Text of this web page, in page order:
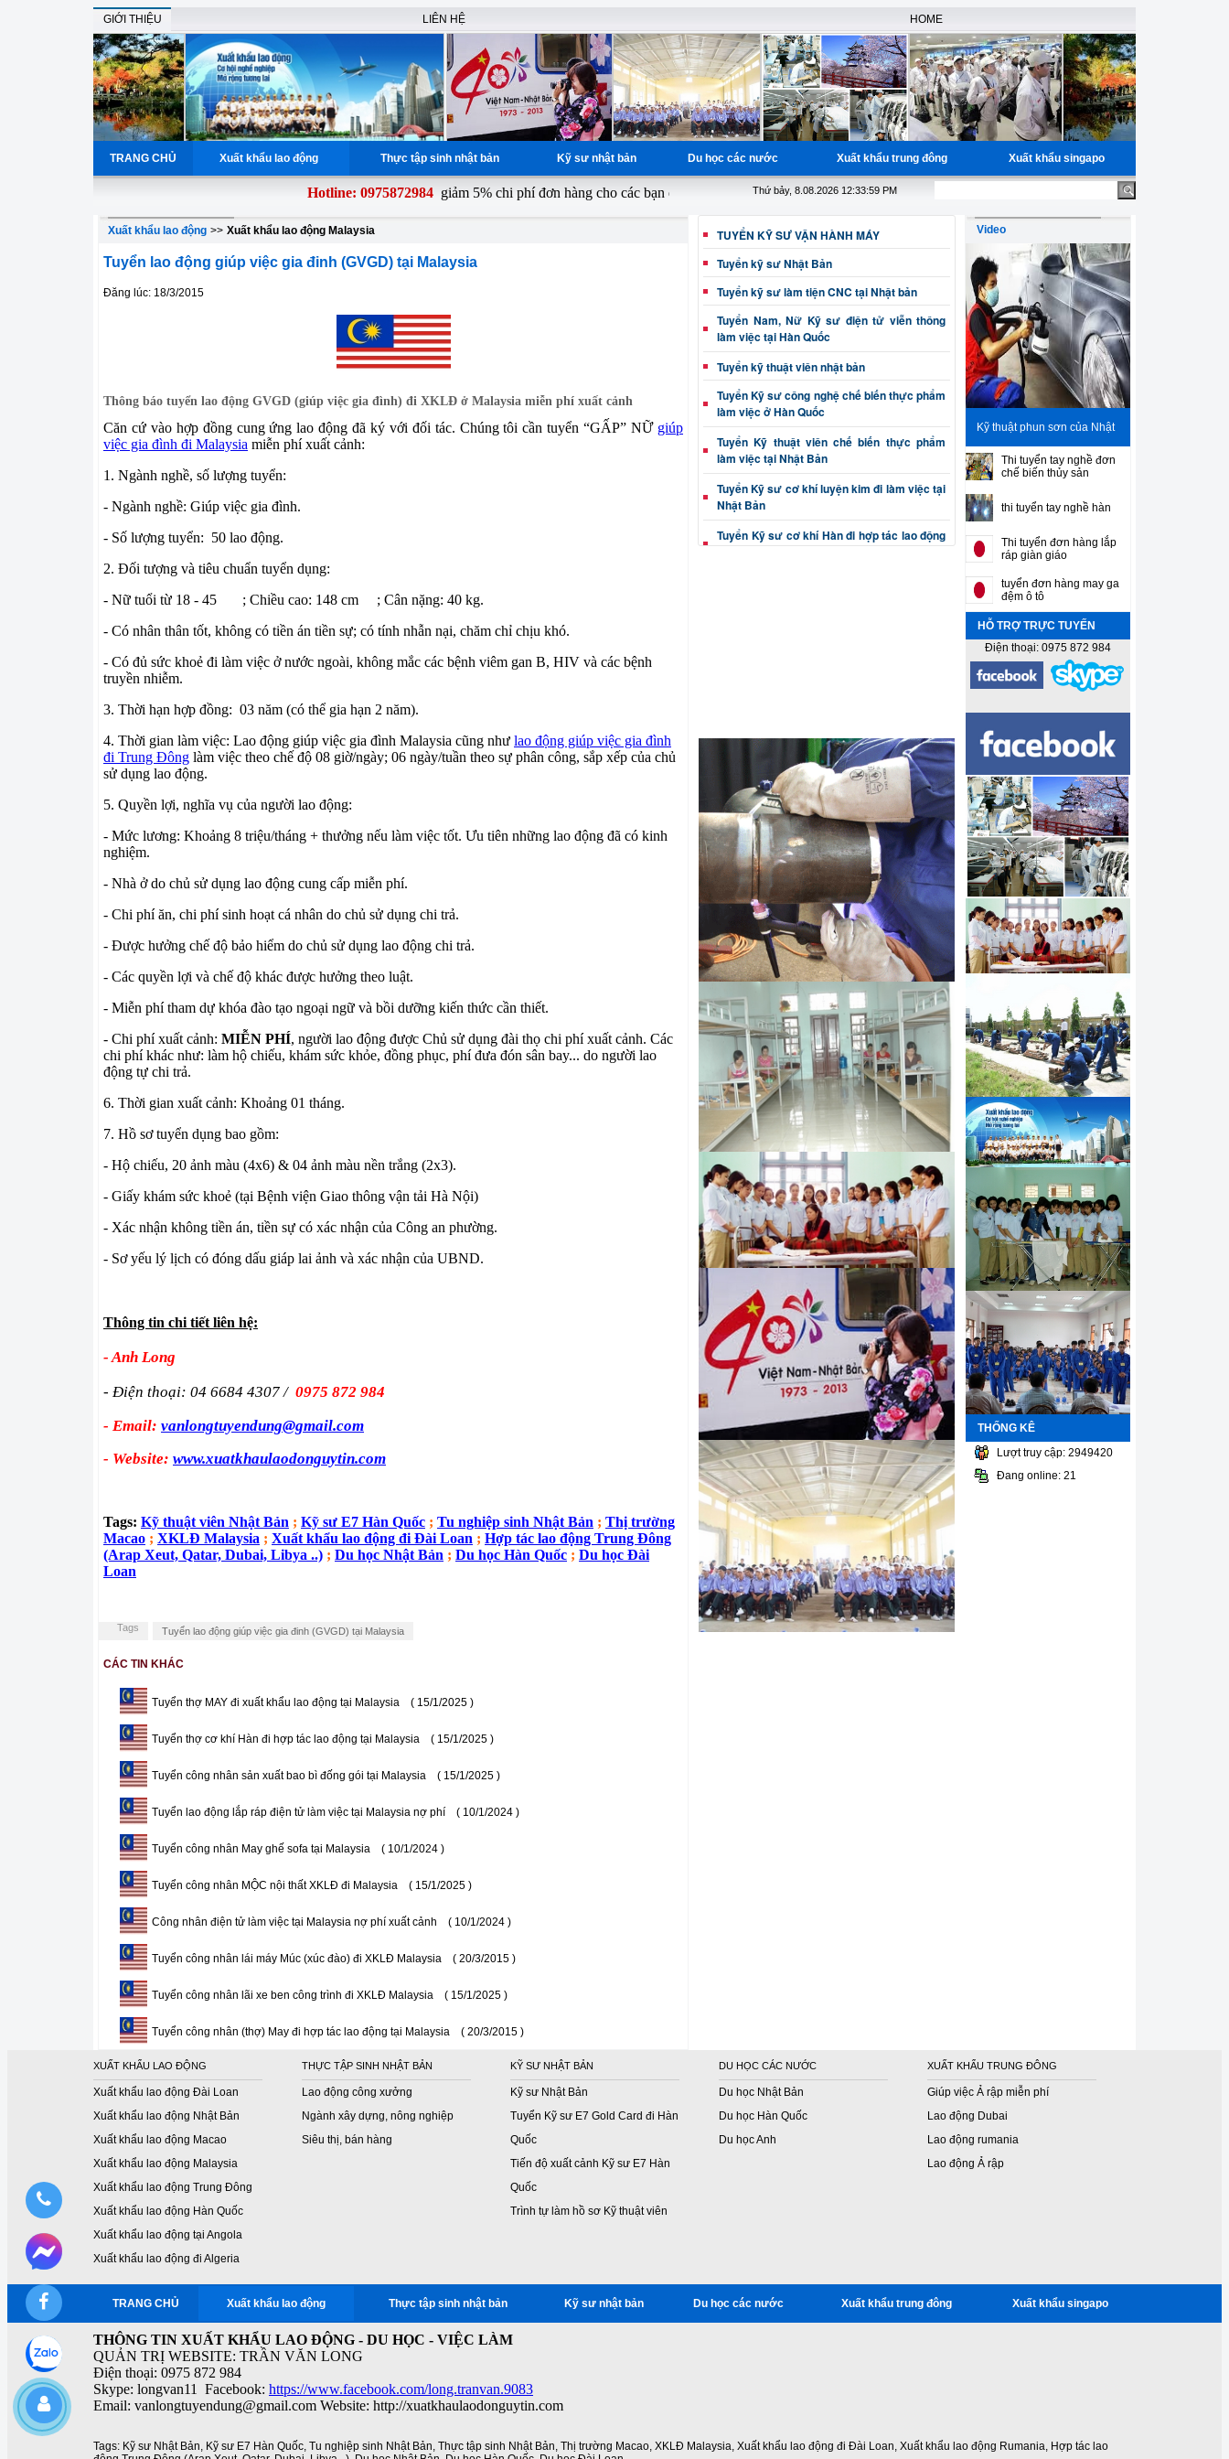
GIỚI THIỆU LIÊN HỆ HOME
TRANG CHỦ Xuất khẩu lao động Thực tập sinh nhật bản Kỹ sư nhật bản Du học các nước Xuất khẩu trung đông Xuất khẩu singapo
Hotline: 0975872984giảm 5% chi phí đơn hàng cho các bạn đăng ký từ ngày 1 - 15 hàng tháng, miễn phí học nguồn cho các bạn đã có đầy đủ giấy tờ, Bao
Thứ bảy, 8.08.2026 12:33:59 PM
Xuất khẩu lao động >> Xuất khẩu lao động Malaysia
Tuyển lao động giúp việc gia đinh (GVGD) tại Malaysia
Đăng lúc: 18/3/2015
Thông báo tuyển lao động GVGD (giúp việc gia đình) đi XKLĐ ở Malaysia miễn phí xuất cảnh
Căn cứ vào hợp đồng cung ứng lao động đã ký với đối tác. Chúng tôi cần tuyển “GẤP” NỮ giúp
việc gia đình đi Malaysia miễn phí xuất cảnh:
1. Ngành nghề, số lượng tuyển:
- Ngành nghề: Giúp việc gia đình.
- Số lượng tuyển: 50 lao động.
2. Đối tượng và tiêu chuẩn tuyển dụng:
- Nữ tuổi từ 18 - 45 ; Chiều cao: 148 cm ; Cân nặng: 40 kg.
- Có nhân thân tốt, không có tiền án tiền sự; có tính nhẫn nại, chăm chỉ chịu khó.
- Có đủ sức khoẻ đi làm việc ở nước ngoài, không mắc các bệnh viêm gan B, HIV và các bệnh
truyền nhiễm.
3. Thời hạn hợp đồng: 03 năm (có thể gia hạn 2 năm).
4. Thời gian làm việc: Lao động giúp việc gia đình Malaysia cũng như lao động giúp việc gia đình
đi Trung Đông làm việc theo chế độ 08 giờ/ngày; 06 ngày/tuần theo sự phân công, sắp xếp của chủ
sử dụng lao động.
5. Quyền lợi, nghĩa vụ của người lao động:
- Mức lương: Khoảng 8 triệu/tháng + thưởng nếu làm việc tốt. Ưu tiên những lao động đã có kinh
nghiệm.
- Nhà ở do chủ sử dụng lao động cung cấp miễn phí.
- Chi phí ăn, chi phí sinh hoạt cá nhân do chủ sử dụng chi trả.
- Được hưởng chế độ bảo hiểm do chủ sử dụng lao động chi trả.
- Các quyền lợi và chế độ khác được hưởng theo luật.
- Miễn phí tham dự khóa đào tạo ngoại ngữ và bồi dưỡng kiến thức cần thiết.
- Chi phí xuất cảnh: MIỄN PHÍ, người lao động được Chủ sử dụng đài thọ chi phí xuất cảnh. Các
chi phí khác như: làm hộ chiếu, khám sức khỏe, đồng phục, phí đưa đón sân bay... do người lao
động tự chi trả.
6. Thời gian xuất cảnh: Khoảng 01 tháng.
7. Hồ sơ tuyển dụng bao gồm:
- Hộ chiếu, 20 ảnh màu (4x6) & 04 ảnh màu nền trắng (2x3).
- Giấy khám sức khoẻ (tại Bệnh viện Giao thông vận tải Hà Nội)
- Xác nhận không tiền án, tiền sự có xác nhận của Công an phường.
- Sơ yếu lý lịch có đóng dấu giáp lai ảnh và xác nhận của UBND.
Thông tin chi tiết liên hệ:
- Anh Long
- Điện thoại: 04 6684 4307 / 0975 872 984
- Email: vanlongtuyendung@gmail.com
- Website: www.xuatkhaulaodonguytin.com
Tags: Kỹ thuật viên Nhật Bản ; Kỹ sư E7 Hàn Quốc ; Tu nghiệp sinh Nhật Bản ; Thị trường
Macao ; XKLĐ Malaysia ; Xuất khẩu lao động đi Đài Loan ; Hợp tác lao động Trung Đông
(Arap Xeut, Qatar, Dubai, Libya ..) ; Du học Nhật Bản ; Du học Hàn Quốc ; Du học Đài
Loan
Tags Tuyển lao động giúp việc gia đinh (GVGD) tại Malaysia
CÁC TIN KHÁC
Tuyển thợ MAY đi xuất khẩu lao động tại Malaysia ( 15/1/2025 )
Tuyển thợ cơ khí Hàn đi hợp tác lao động tại Malaysia ( 15/1/2025 )
Tuyển công nhân sản xuất bao bì đống gói tại Malaysia ( 15/1/2025 )
Tuyển lao động lắp ráp điện tử làm việc tại Malaysia nợ phí ( 10/1/2024 )
Tuyển công nhân May ghế sofa tại Malaysia ( 10/1/2024 )
Tuyển công nhân MỘC nội thất XKLĐ đi Malaysia ( 15/1/2025 )
Công nhân điện tử làm việc tại Malaysia nợ phí xuất cảnh ( 10/1/2024 )
Tuyển công nhân lái máy Múc (xúc đào) đi XKLĐ Malaysia ( 20/3/2015 )
Tuyển công nhân lãi xe ben công trình đi XKLĐ Malaysia ( 15/1/2025 )
Tuyển công nhân (thợ) May đi hợp tác lao động tại Malaysia ( 20/3/2015 )
TUYỂN KỸ SƯ VẬN HÀNH MÁY
Tuyển kỹ sư Nhật Bản
Tuyển kỹ sư làm tiện CNC tại Nhật bản
Tuyển Nam, Nữ Kỹ sư điện tử viễn thông
làm việc tại Hàn Quốc
Tuyển kỹ thuật viên nhật bản
Tuyển Kỹ sư công nghệ chế biến thực phẩm
làm việc ở Hàn Quốc
Tuyển Kỹ thuật viên chế biến thực phẩm
làm việc tại Nhật Bản
Tuyển Kỹ sư cơ khí luyện kim đi làm việc tại
Nhật Bản
Tuyển Kỹ sư cơ khí Hàn đi hợp tác lao động
xác đi Nhật Bản
Tuyển Kỹ thuật viên thiết kế máy và khuôn
đúc đi Nhật Bản
Tuyển Kỹ sư cơ khí Sơn gò hàn tân trang ô
tô đi Nhật Bản
Tuyển Kỹ sư cơ khí điều khiển máy Hàn tự
động đi Nhật Bản
Kỹ thuật viên cơ khí công nghệ sửa chữa ô
tô đi Nhật Bản
Tuyển Thợ phun sơn đi làm kỹ thuật viên tại
Hàn Quốc
Tuyển Chuyên gia nghề Mạ đi Hàn Quốc
diện E7 Gold Card
Tuyển Kỹ sư cơ khí công nghệ Hàn đi làm
việc tại nước ngoài
Video
Kỹ thuật phun sơn của Nhật
Thi tuyển tay nghề đơn
chế biến thủy sản
thi tuyển tay nghề hàn
Thi tuyển đơn hàng lắp
ráp giàn giáo
tuyển đơn hàng may ga
đệm ô tô
HỖ TRỢ TRỰC TUYẾN
Điện thoại: 0975 872 984
THỐNG KÊ
Lượt truy cập: 2949420
Đang online: 21
XUẤT KHẨU LAO ĐỘNG
Xuất khẩu lao động Đài Loan
Xuất khẩu lao động Nhật Bản
Xuất khẩu lao động Macao
Xuất khẩu lao động Malaysia
Xuất khẩu lao động Trung Đông
Xuất khẩu lao động Hàn Quốc
Xuất khẩu lao động tại Angola
Xuất khẩu lao động đi Algeria
THỰC TẬP SINH NHẬT BẢN
Lao động công xưởng
Ngành xây dựng, nông nghiệp
Siêu thị, bán hàng
KỸ SƯ NHẬT BẢN
Kỹ sư Nhật Bản
Tuyển Kỹ sư E7 Gold Card đi Hàn
Quốc
Tiến độ xuất cảnh Kỹ sư E7 Hàn
Quốc
Trình tự làm hồ sơ Kỹ thuật viên
DU HỌC CÁC NƯỚC
Du học Nhật Bản
Du học Hàn Quốc
Du học Anh
XUẤT KHẨU TRUNG ĐÔNG
Giúp việc Ả rập miễn phí
Lao động Dubai
Lao động rumania
Lao động Ả rập
TRANG CHỦ Xuất khẩu lao động Thực tập sinh nhật bản Kỹ sư nhật bản Du học các nước Xuất khẩu trung đông Xuất khẩu singapo
THÔNG TIN XUẤT KHẨU LAO ĐỘNG - DU HỌC - VIỆC LÀM
QUẢN TRỊ WEBSITE: TRẦN VĂN LONG
Điện thoại: 0975 872 984
Skype: longvan11 Facebook: https://www.facebook.com/long.tranvan.9083
Email: vanlongtuyendung@gmail.com Website: http://xuatkhaulaodonguytin.com
Tags: Kỹ sư Nhật Bản, Kỹ sư E7 Hàn Quốc, Tu nghiệp sinh Nhật Bản, Thực tập sinh Nhật Bản, Thị trường Macao, XKLĐ Malaysia, Xuất khẩu lao động đi Đài Loan, Xuất khẩu lao động Rumania, Hợp tác lao